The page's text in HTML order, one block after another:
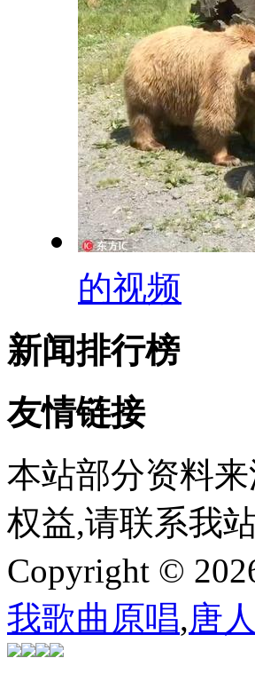
的视频
新闻排行榜
友情链接
本站部分资料
权益,请联系我
Copyright ©
我歌曲原唱,唐